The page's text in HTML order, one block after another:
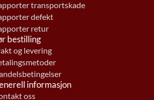
transportskade
defekt
retur
bestilling
og levering
informasjon
oss